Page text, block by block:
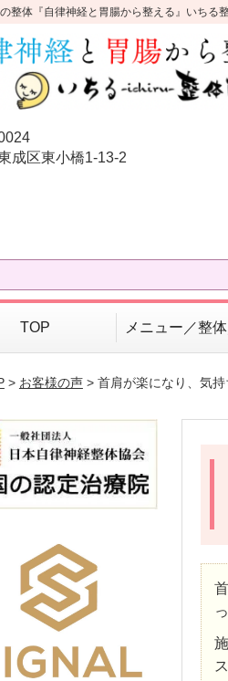
整体『自律神経と胃腸から整える』いちる
成区東小橋1-13-2
TOP メニュー／整
> お客様の声> 首肩が楽になり、気持